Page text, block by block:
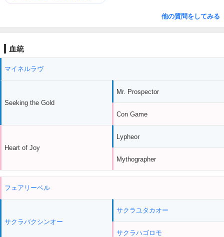
他の質問をしてみる
血統
マイネルラヴ
Seeking the Gold
Heart of Joy
Mr. Prospector
Con Game
Lypheor
Mythographer
フェアリーベル
サクラバクシンオー
サクラユタカオー
サクラハゴロモ